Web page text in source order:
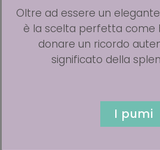
Oltre ad essere un
è la scelta perfetta come
donare un ricordo
significato della
I pumi